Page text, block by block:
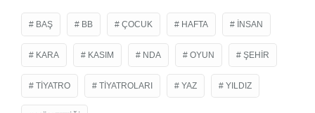
BAŞ BB ÇOCUK HAFTA INSAN
KARA KASIM NDA OYUN ŞEHIR
TIYATRO TIYATROLARI YAZ YILDIZ